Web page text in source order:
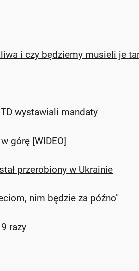
i czy będziemy musieli je
wystawiali mandaty
górę [WIDEO]
przerobiony w Ukrainie
nim będzie za późno"
razy